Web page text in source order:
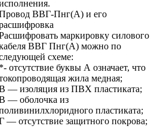
ВВГ-Пнг(А) и его
маркировку силового
ВВГ Пнг(А) можно по
схеме:
*- отсутствие буквы А означает, что
жила медная;
— изоляция из ПВХ пластиката;
— оболочка из
пластиката;
— отсутствие защитного покрова;